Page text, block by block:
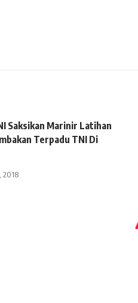
Saksikan Marinir Latihan
Terpadu TNI Di
2018